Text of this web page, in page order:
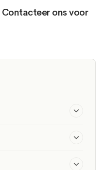
Contacteer ons voor